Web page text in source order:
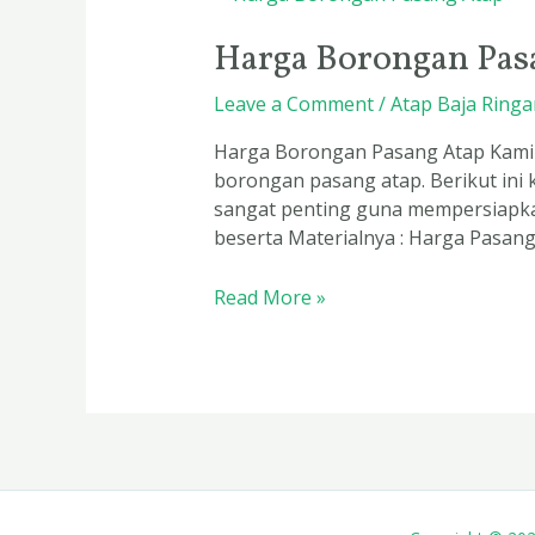
Harga Borongan
Leave a Comment/Atap Baja
Harga Borongan Pasang Atap
borongan pasang atap. Berikut ini
sangat penting guna
beserta Materialnya : Harga
Pasang
Atap
Read More »